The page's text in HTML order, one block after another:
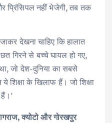
प्रिंसिपल नहीं भेजेगी, तब तक
देखना चाहिए कि हालात
गिरने से बच्चे घायल हो गए,
जो देश-दुनिया का सबसे
के खिलाफ हैं। जो शिक्षा
क्योटो और गोरखपुर